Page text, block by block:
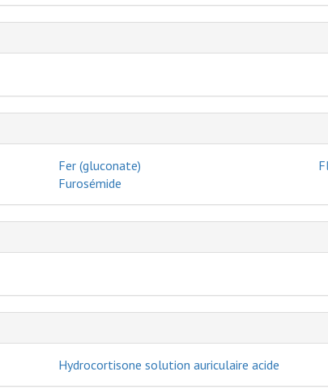
Fer (gluconate)
Furosémide
Hydrocortisone solution auriculaire acide